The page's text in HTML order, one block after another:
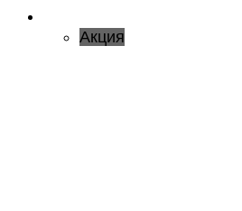
Акция